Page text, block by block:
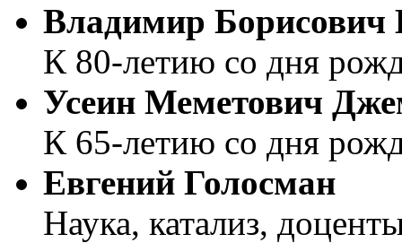
Владимир Борисович
К 80-летию со дня
Усеин Меметович
К 65-летию со дня
Евгений Голосман
Наука, катализ,